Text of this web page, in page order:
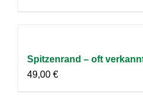
Spitzenrand – oft
49,00 €